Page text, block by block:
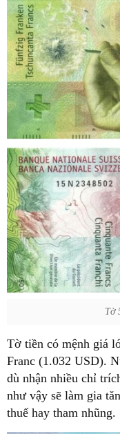
Tờ
Tờ tiền có mệnh giá
Franc (1.032 USD).
dù nhận nhiều chỉ
như vậy sẽ làm gia
thuế hay tham nhũng.